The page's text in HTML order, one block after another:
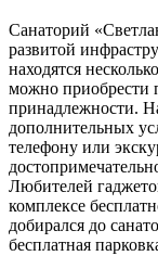
Санаторий
развитой
находятся
можно приобрести
принадлежности.
дополнительных
телефону или
Любителей
комплексе
добирался до
бесплатная